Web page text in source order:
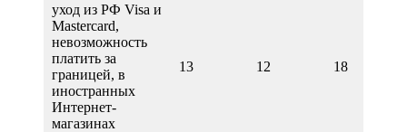
уход из РФ Visa и
Mastercard,
невозможность
платить за
границей, в
иностранных
Интернет-
магазинах
13 12 18